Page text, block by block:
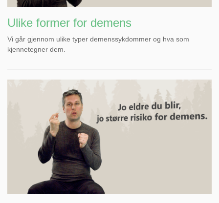
Ulike former for demens
Vi går gjennom ulike typer demenssykdommer og hva som
kjennetegner dem.